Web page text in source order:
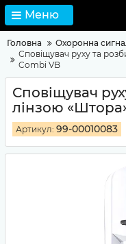
Меню
Головна Охоронна
Сповіщувач руху та
Combi VB
Сповіщувач
лінзою
Артикул: 99-00010083